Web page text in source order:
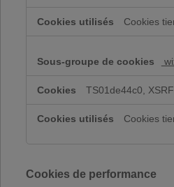
Cookies
TS01de44c0,
Cookies
Cookies de performance